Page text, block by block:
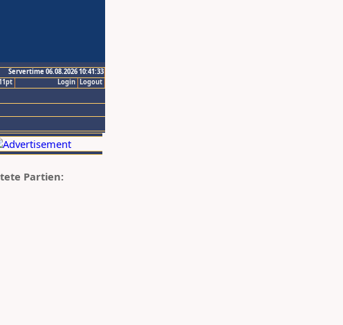
Servertime 06.08.2026 10:41:33
Logout
Login
Partien: